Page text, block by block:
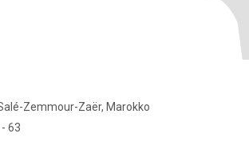
Zemmour-Zaër, Marokko
63